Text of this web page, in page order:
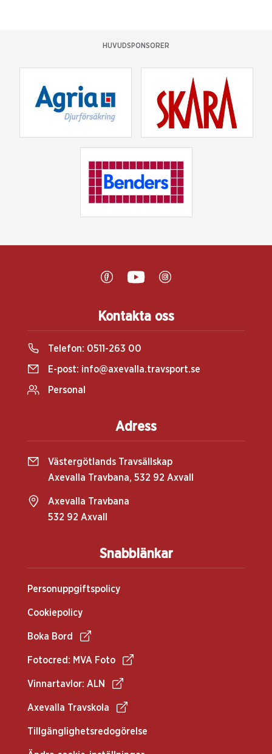
HUVUDSPONSORER
Snabblänkar
Personuppgiftspolicy
Cookiepolicy
Boka Bord
Fotocred: MVA Foto
Vinnartavlor: ALN
Axevalla Travskola
Tillgänglighetsredogörelse
Kontakta oss
Telefon: 0511-263 00
E-post: info@axevalla.travsport.se
Personal
Adress
Västergötlands Travsällskap
Axevalla Travbana, 532 92 Axvall
Axevalla Travbana
532 92 Axvall